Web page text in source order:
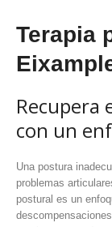
Terapia
Recupera
con un
Una postura
problemas
postural es un